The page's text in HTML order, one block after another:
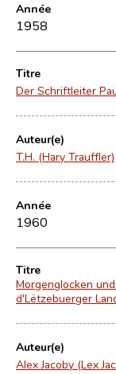
Année
1958
Titre
Der Schriftleiter
Auteur(e)
T.H. (Hary Trauffler)
Année
1960
Titre
Morgenglocken
d'Lëtzebuerger
Auteur(e)
Alex Jacoby (Lex